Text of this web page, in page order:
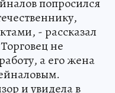
попросился
- рассказал
не
а его жена
и увидела в